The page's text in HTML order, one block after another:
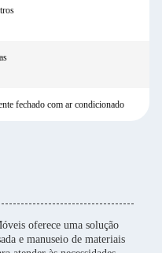
fechado com ar condicionado
oferece uma solução
e manuseio de materiais